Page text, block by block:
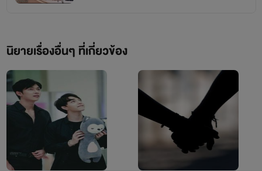
นิยายทุกเรื่องห้ามก็อปโดยเด็ดขาด
เอาผิดทางกฎหมายอย่างแน่นอน
นิยายเรื่องอื่นๆ ที่เกี่ยวข้อง